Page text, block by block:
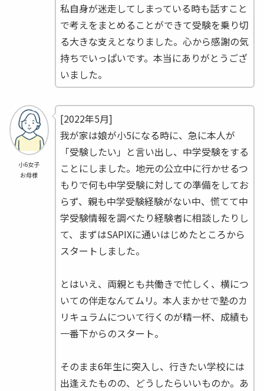
私自身が迷走してしまっている時も話すこと
で考えをまとめることができて受験を乗り切
る大きな支えとなりました。心から感謝の気
持ちでいっぱいです。本当にありがとうござ
いました。
小6女子
お母様
[2022年5月]
我が家は娘が小5になる時に、急に本人が
「受験したい」と言い出し、中学受験をする
ことにしました。地元の公立中に行かせるつ
もりで何も中学受験に対しての準備をしてお
らず、親も中学受験経験がない中、慌てて中
学受験情報を調べたり経験者に相談したりし
て、まずはSAPIXに通いはじめたところから
スタートしました。
とはいえ、両親とも共働きで忙しく、横につ
いての伴走なんてムリ。本人まかせで塾のカ
リキュラムについて行くのが精一杯、成績も
一番下からのスタート。
そのまま6年生に突入し、行きたい学校には
出逢えたものの、どうしたらいいものか。あ